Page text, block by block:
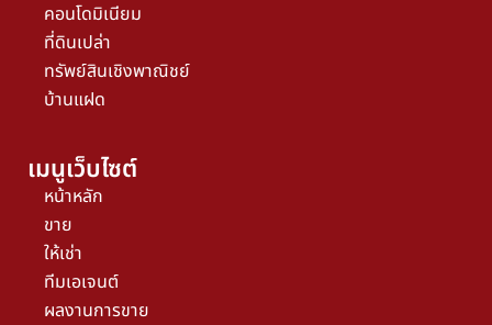
คอนโดมิเนียม
ที่ดินเปล่า
ทรัพย์สินเชิงพาณิชย์
บ้านแฝด
เมนูเว็บไซต์
หน้าหลัก
ขาย
ให้เช่า
ทีมเอเจนต์
ผลงานการขาย